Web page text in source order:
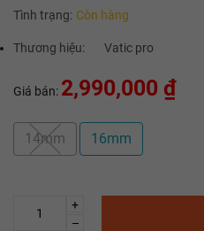
Tình trạng: Còn hàng
Thương hiệu: Vatic pro
Giá bán: 2,990,000 ₫
14mm 16mm
+
–